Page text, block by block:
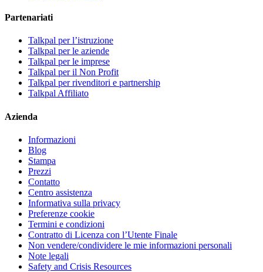
Partenariati
Talkpal per l’istruzione
Talkpal per le aziende
Talkpal per le imprese
Talkpal per il Non Profit
Talkpal per rivenditori e partnership
Talkpal Affiliato
Azienda
Informazioni
Blog
Stampa
Prezzi
Contatto
Centro assistenza
Informativa sulla privacy
Preferenze cookie
Termini e condizioni
Contratto di Licenza con l’Utente Finale
Non vendere/condividere le mie informazioni personali
Note legali
Safety and Crisis Resources